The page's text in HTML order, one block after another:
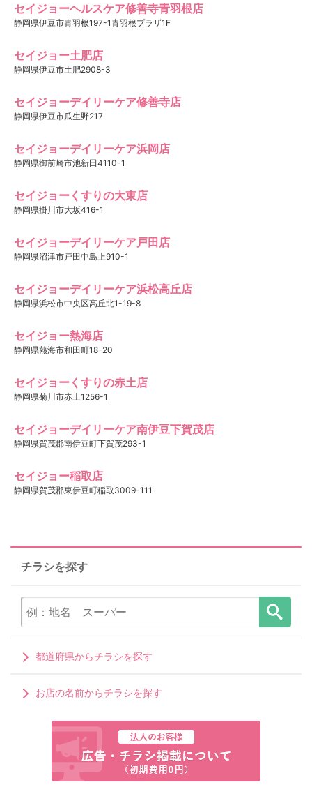
セイジョーヘルスケア修善寺青羽根店
静岡県伊豆市青羽根197-1青羽根プラザ1F
セイジョー土肥店
静岡県伊豆市土肥2908-3
セイジョーデイリーケア修善寺店
静岡県伊豆市瓜生野217
セイジョーデイリーケア浜岡店
静岡県御前崎市池新田4110-1
セイジョーくすりの大東店
静岡県掛川市大坂416-1
セイジョーデイリーケア戸田店
静岡県沼津市戸田中島上910-1
セイジョーデイリーケア浜松高丘店
静岡県浜松市中央区高丘北1-19-8
セイジョー熱海店
静岡県熱海市和田町18-20
セイジョーくすりの赤土店
静岡県菊川市赤土1256-1
セイジョーデイリーケア南伊豆下賀茂店
静岡県賀茂郡南伊豆町下賀茂293-1
セイジョー稲取店
静岡県賀茂郡東伊豆町稲取3009-111
チラシを探す
都道府県からチラシを探す
お店の名前からチラシを探す